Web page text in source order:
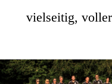
vielseitig,